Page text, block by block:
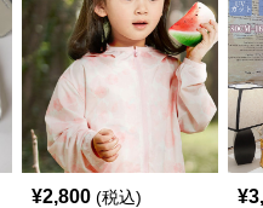
¥2,800 (税込) ¥